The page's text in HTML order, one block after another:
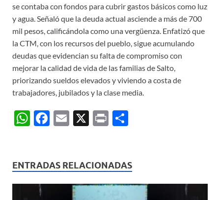
se contaba con fondos para cubrir gastos básicos como luz
y agua. Señaló que la deuda actual asciende a más de 700
mil pesos, calificándola como una vergüenza. Enfatizó que
la CTM, con los recursos del pueblo, sigue acumulando
deudas que evidencian su falta de compromiso con
mejorar la calidad de vida de las familias de Salto,
priorizando sueldos elevados y viviendo a costa de
trabajadores, jubilados y la clase media.
W
s
A
F
b
o
E
X
P
p
ar
ENTRADAS RELACIONADAS